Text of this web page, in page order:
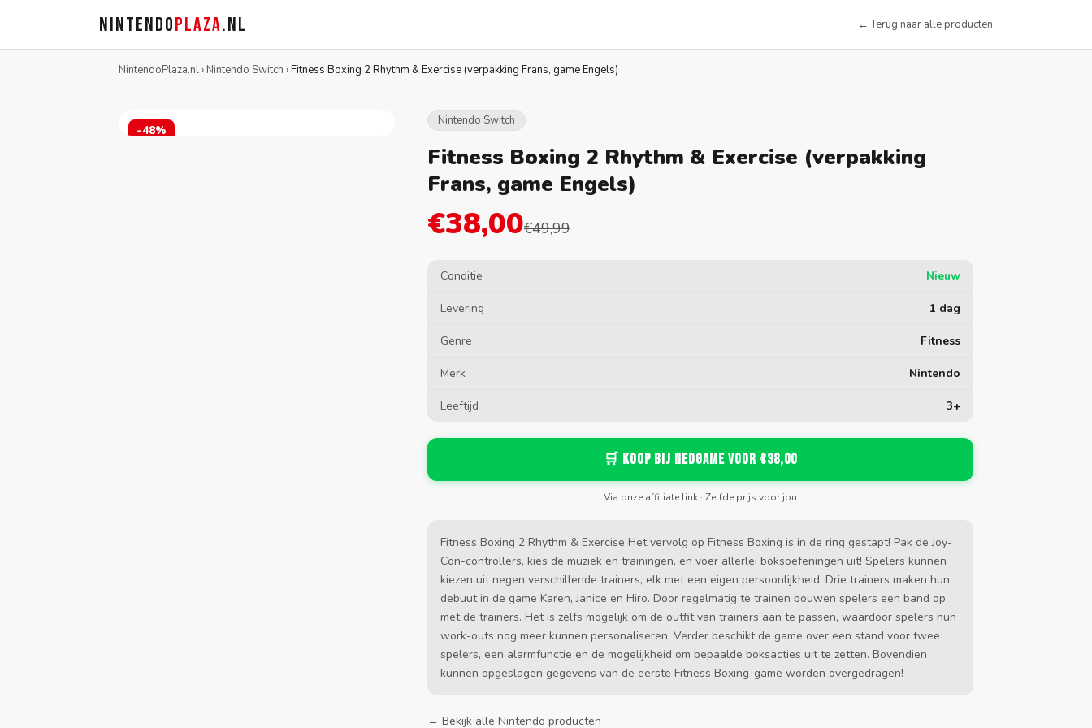
NINTENDOPLAZA.NL ← Terug naar alle producten
NintendoPlaza.nl› Nintendo Switch ›Fitness Boxing 2 Rhythm & Exercise (verpakking Frans, game Engels)
-48%
Nintendo Switch
Fitness Boxing 2 Rhythm & Exercise (verpakking
Frans, game Engels)
€38,00€49,99
Conditie Nieuw
Levering 1 dag
Genre Fitness
Merk Nintendo
Leeftijd 3+
🛒 Koop bij Nedgame voor €38,00
Via onze affiliate link · Zelfde prijs voor jou
Fitness Boxing 2 Rhythm & Exercise Het vervolg op Fitness Boxing is in de ring gestapt! Pak de Joy-
Con-controllers, kies de muziek en trainingen, en voer allerlei boksoefeningen uit! Spelers kunnen
kiezen uit negen verschillende trainers, elk met een eigen persoonlijkheid. Drie trainers maken hun
debuut in de game Karen, Janice en Hiro. Door regelmatig te trainen bouwen spelers een band op
met de trainers. Het is zelfs mogelijk om de outfit van trainers aan te passen, waardoor spelers hun
work-outs nog meer kunnen personaliseren. Verder beschikt de game over een stand voor twee
spelers, een alarmfunctie en de mogelijkheid om bepaalde boksacties uit te zetten. Bovendien
kunnen opgeslagen gegevens van de eerste Fitness Boxing-game worden overgedragen!
← Bekijk alle Nintendo producten